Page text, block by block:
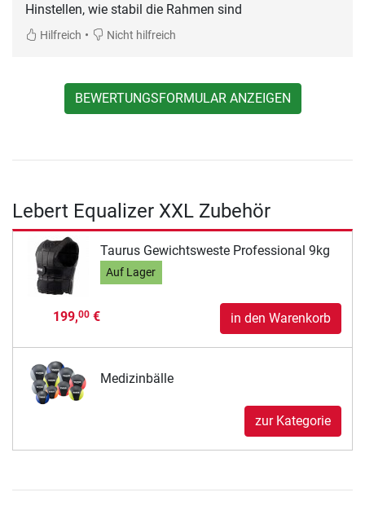
Hinstellen, wie stabil die Rahmen sind
Hilfreich • Nicht hilfreich
BEWERTUNGSFORMULAR ANZEIGEN
Lebert Equalizer XXL Zubehör
Taurus Gewichtsweste Professional 9kg
Auf Lager
199,00€ in den Warenkorb
Medizinbälle
zur Kategorie